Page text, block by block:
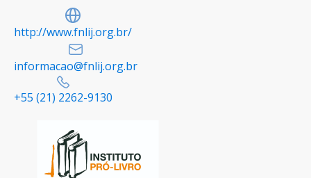
http://www.fnlij.org.br/
informacao@fnlij.org.br
+55 (21) 2262-9130